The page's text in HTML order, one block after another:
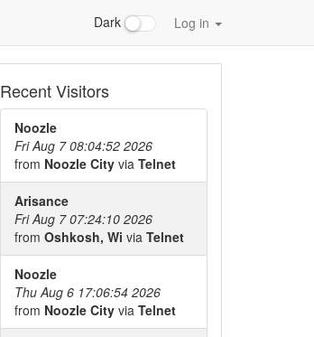
Dark Log in
Recent Visitors
Noozle
Fri Aug 7 08:04:52 2026
from Noozle City via Telnet
Arisance
Fri Aug 7 07:24:10 2026
from Oshkosh, Wi via Telnet
Noozle
Thu Aug 6 17:06:54 2026
from Noozle City via Telnet